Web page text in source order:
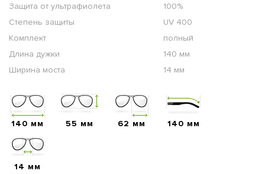
Защита от ультрафиолета
100%
Степень защиты
UV 400
Комплект
полный
Длина дужки
140 мм
Ширина моста
14 мм
140 мм 55 мм 62 мм 140 мм
14 мм